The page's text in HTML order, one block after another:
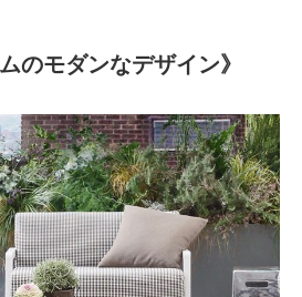
のモダンなデザイン》